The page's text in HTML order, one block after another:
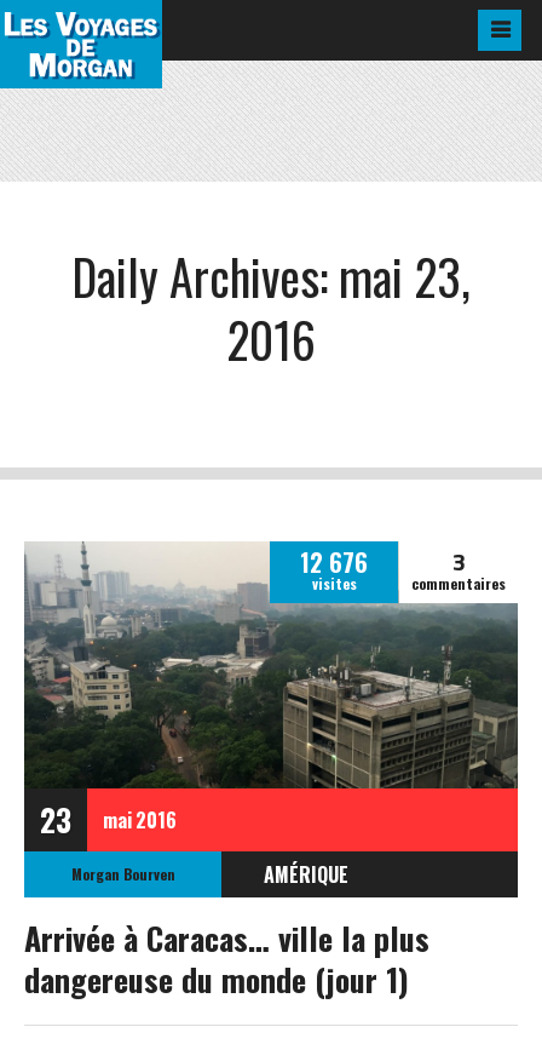
Daily Archives:mai 23,
2016
23 mai2016
12 676
visites
3
commentaires
Morgan Bourven
AMÉRIQUE
VENEZUELA
Arrivée à Caracas… ville la plus
dangereuse du monde (jour 1)